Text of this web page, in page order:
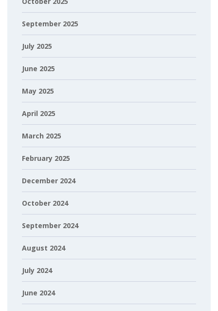
September 2025
July 2025
June 2025
May 2025
April 2025
March 2025
February 2025
December 2024
October 2024
September 2024
August 2024
July 2024
June 2024